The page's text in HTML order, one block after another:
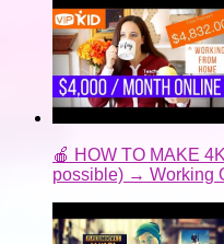
🍎 HOW TO MAKE
possible) → Working